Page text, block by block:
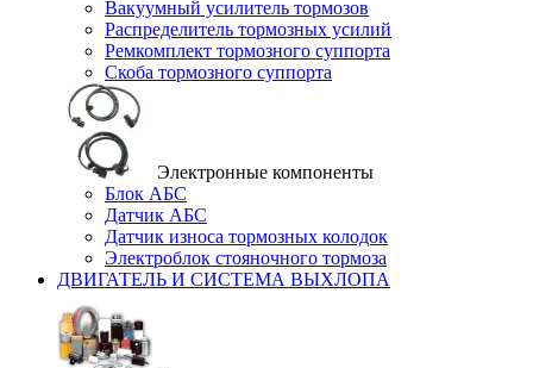
Вакуумный усилитель тормозов
Распределитель тормозных усилий
Ремкомплект тормозного суппорта
Скоба тормозного суппорта
Электронные компоненты
Блок АБС
Датчик АБС
Датчик износа тормозных колодок
Электроблок стояночного тормоза
ДВИГАТЕЛЬ И СИСТЕМА ВЫХЛОПА